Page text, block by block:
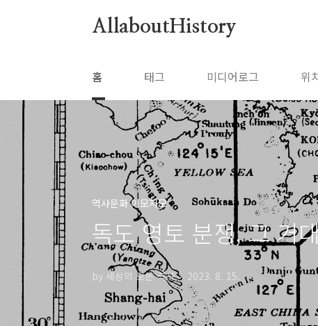
AllaboutHistory
홈 태그 미디어로그 위
역사문화 이모저모
독도 영토 분쟁, 그 거
by 세상의 모든 역사 2023. 8. 15.